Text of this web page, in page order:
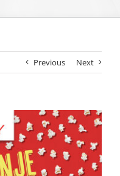
Previous Next